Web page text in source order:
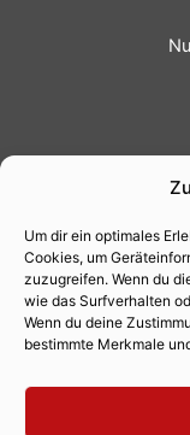
Um dir ein optimales
Cookies, um
zuzugreifen. Wenn du
wie das Surfverhalten
Wenn du deine
bestimmte Merkmale